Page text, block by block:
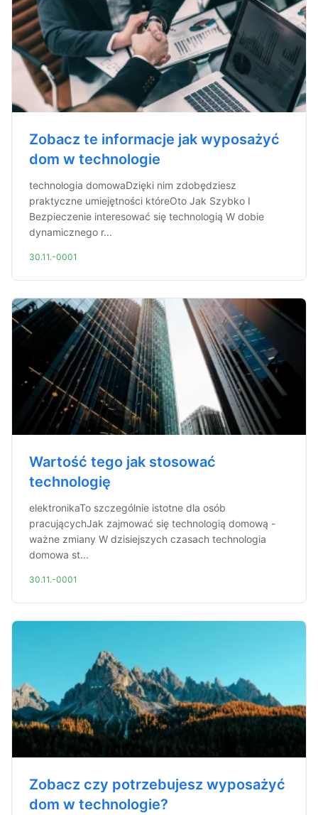
Zobacz te informacje jak wyposażyć
dom w technologie
technologia domowaDzięki nim zdobędziesz
praktyczne umiejętności któreOto Jak Szybko I
Bezpieczenie interesować się technologią W dobie
dynamicznego r...
30.11.-0001
Wartość tego jak stosować
technologię
elektronikaTo szczególnie istotne dla osób
pracującychJak zajmować się technologią domową -
ważne zmiany W dzisiejszych czasach technologia
domowa st...
30.11.-0001
Zobacz czy potrzebujesz wyposażyć
dom w technologie?